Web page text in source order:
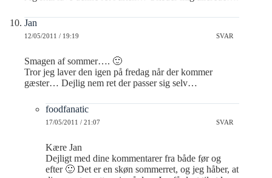
Jan
12/05/2011 / 19:19 SVAR
Smagen af sommer…. 🙂
Tror jeg laver den igen på fredag når der kommer
gæster… Dejlig nem ret der passer sig selv…
foodfanatic
17/05/2011 / 21:07 SVAR
Kære Jan
Dejligt med dine kommentarer fra både før og
efter 🙂 Det er en skøn sommerret, og jeg håber, at